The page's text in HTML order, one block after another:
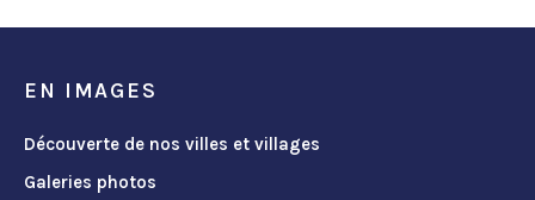
EN IMAGES
Découverte de nos villes et villages
Galeries photos